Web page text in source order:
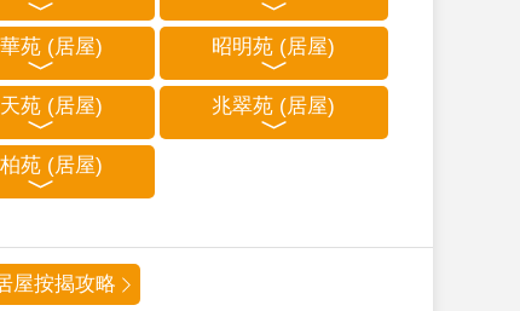
苑 (居屋) 昭明苑 (居屋)
苑 (居屋) 兆翠苑 (居屋)
苑 (居屋)
屋按揭攻略